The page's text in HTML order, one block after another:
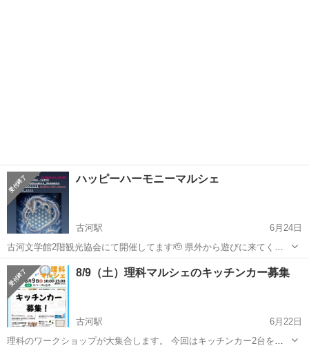
ハッピーハーモニーマルシェ
古河駅
6月24日
古河文学館2階観光協会にて開催してます🫡 県外から遊びに来てくれ
てます☺️💓 オカリナ演奏の中、和気あいあい☺️💓お互い助け合い、学
んで成長の場です♪ 初めての出店でも楽しめると思います☆♪ 自分のや
りたいを叶える場...
茨城 古河市 古河駅 その他 オカリナ
8/9（土）理科マルシェのキッチンカー募集
古河駅
6月22日
理科のワークショップが大集合します。 今回はキッチンカー2台を募